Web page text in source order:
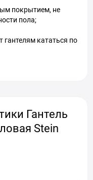
покрытием, не
пола;
гантелям кататься по
Гантель
Stein